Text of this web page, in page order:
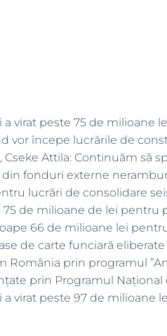
a virat peste 75 de milioane
vor începe lucrările de
Cseke Attila: Continuăm să
fonduri externe
lucrări de consolidare
75 de milioane de lei
66 de milioane lei
de carte funciară
România prin programul
prin Programul Național
a virat peste 97 de milioane